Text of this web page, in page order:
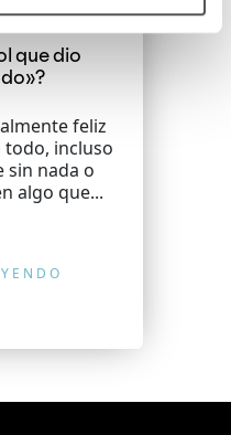
que dio
feliz
todo, incluso
sin nada o
algo que...